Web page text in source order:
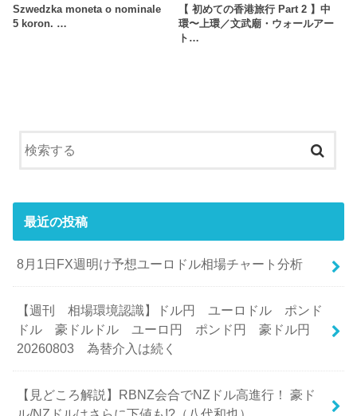
Szwedzka moneta o nominale
5 koron. …
【 初めての香港旅行 Part 2 】中
環〜上環／文武廟・ウォールアー
ト…
最近の投稿
8月1日FX週明け予想ユーロドル相場チャート分析
【週刊 相場環境認識】ドル円 ユーロドル ポンド
ドル 豪ドルドル ユーロ円 ポンド円 豪ドル円
20260803 為替介入は続く
【見どころ解説】RBNZ会合でNZドル高進行！ 豪ド